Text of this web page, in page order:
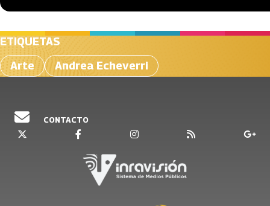
ETIQUETAS
Arte
Andrea Echeverri
CONTACTO